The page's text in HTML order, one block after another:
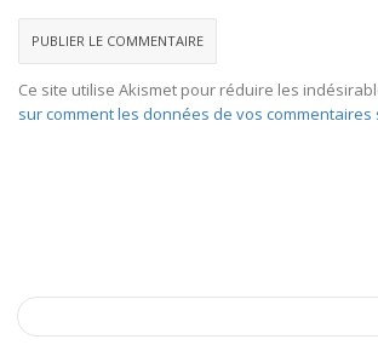
Ce site utilise Akismet pour réduire les
sur comment les données de vos commentaires